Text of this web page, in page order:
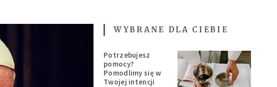
WYBRANE DLA CIEBIE
Potrzebujesz
pomocy?
Pomodlimy się w
Twojej intencji